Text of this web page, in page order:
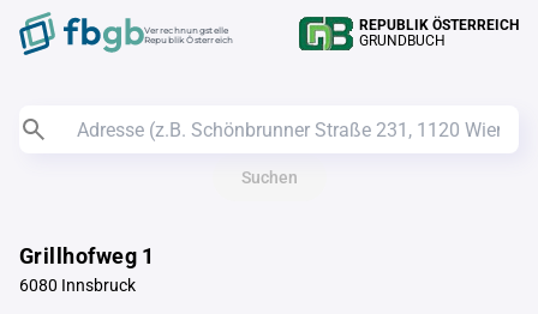
Verrechnungstelle
Republik Österreich
REPUBLIK ÖSTERREICH
GRUNDBUCH
Suchen
Grillhofweg 1
6080 Innsbruck